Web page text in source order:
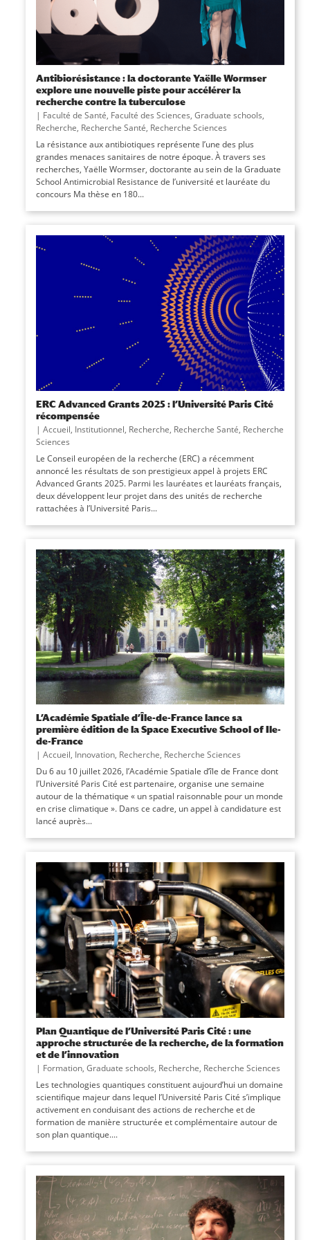
Antibiorésistance : la doctorante Yaëlle Wormser
explore une nouvelle piste pour accélérer la
recherche contre la tuberculose
| Faculté de Santé, Faculté des Sciences, Graduate schools,
Recherche, Recherche Santé, Recherche Sciences
La résistance aux antibiotiques représente l’une des plus
grandes menaces sanitaires de notre époque. À travers ses
recherches, Yaëlle Wormser, doctorante au sein de la Graduate
School Antimicrobial Resistance de l’université et lauréate du
concours Ma thèse en 180...
ERC Advanced Grants 2025 : l’Université Paris Cité
récompensée
| Accueil, Institutionnel, Recherche, Recherche Santé, Recherche
Sciences
Le Conseil européen de la recherche (ERC) a récemment
annoncé les résultats de son prestigieux appel à projets ERC
Advanced Grants 2025. Parmi les lauréates et lauréats français,
deux développent leur projet dans des unités de recherche
rattachées à l’Université Paris...
L’Académie Spatiale d’Île-de-France lance sa
première édition de la Space Executive School of Ile-
de-France
| Accueil, Innovation, Recherche, Recherche Sciences
Du 6 au 10 juillet 2026, l’Académie Spatiale d’île de France dont
l’Université Paris Cité est partenaire, organise une semaine
autour de la thématique « un spatial raisonnable pour un monde
en crise climatique ». Dans ce cadre, un appel à candidature est
lancé auprès...
Plan Quantique de l’Université Paris Cité : une
approche structurée de la recherche, de la formation
et de l’innovation
| Formation, Graduate schools, Recherche, Recherche Sciences
Les technologies quantiques constituent aujourd’hui un domaine
scientifique majeur dans lequel l’Université Paris Cité s’implique
activement en conduisant des actions de recherche et de
formation de manière structurée et complémentaire autour de
son plan quantique....